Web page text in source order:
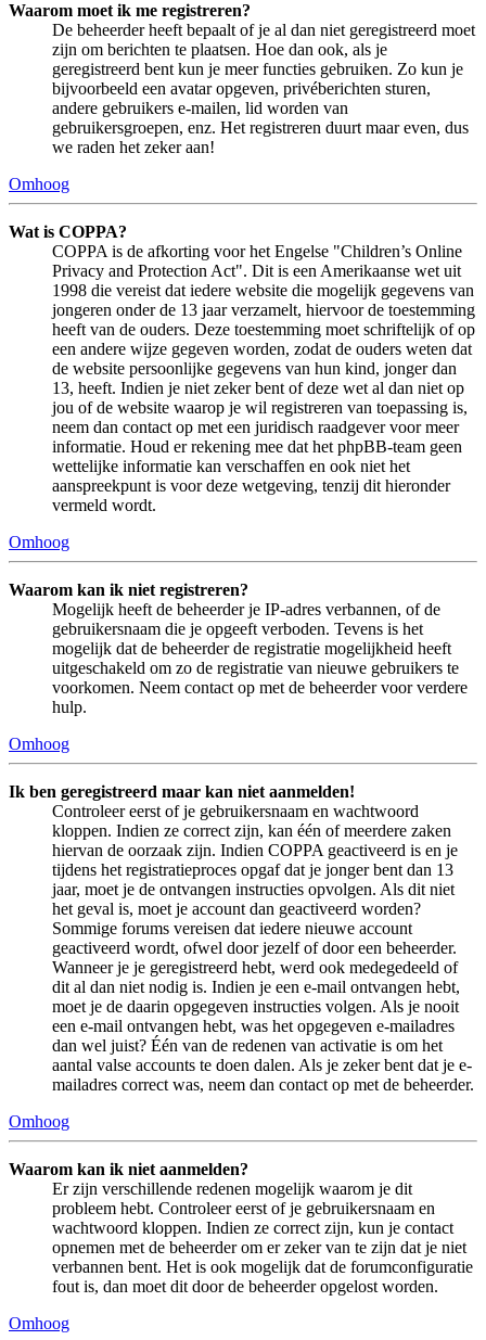
Waarom moet ik me registreren?
De beheerder heeft bepaalt of je al dan niet geregistreerd moet
zijn om berichten te plaatsen. Hoe dan ook, als je
geregistreerd bent kun je meer functies gebruiken. Zo kun je
bijvoorbeeld een avatar opgeven, privéberichten sturen,
andere gebruikers e-mailen, lid worden van
gebruikersgroepen, enz. Het registreren duurt maar even, dus
we raden het zeker aan!
Omhoog
Wat is COPPA?
COPPA is de afkorting voor het Engelse "Children’s Online
Privacy and Protection Act". Dit is een Amerikaanse wet uit
1998 die vereist dat iedere website die mogelijk gegevens van
jongeren onder de 13 jaar verzamelt, hiervoor de toestemming
heeft van de ouders. Deze toestemming moet schriftelijk of op
een andere wijze gegeven worden, zodat de ouders weten dat
de website persoonlijke gegevens van hun kind, jonger dan
13, heeft. Indien je niet zeker bent of deze wet al dan niet op
jou of de website waarop je wil registreren van toepassing is,
neem dan contact op met een juridisch raadgever voor meer
informatie. Houd er rekening mee dat het phpBB-team geen
wettelijke informatie kan verschaffen en ook niet het
aanspreekpunt is voor deze wetgeving, tenzij dit hieronder
vermeld wordt.
Omhoog
Waarom kan ik niet registreren?
Mogelijk heeft de beheerder je IP-adres verbannen, of de
gebruikersnaam die je opgeeft verboden. Tevens is het
mogelijk dat de beheerder de registratie mogelijkheid heeft
uitgeschakeld om zo de registratie van nieuwe gebruikers te
voorkomen. Neem contact op met de beheerder voor verdere
hulp.
Omhoog
Ik ben geregistreerd maar kan niet aanmelden!
Controleer eerst of je gebruikersnaam en wachtwoord
kloppen. Indien ze correct zijn, kan één of meerdere zaken
hiervan de oorzaak zijn. Indien COPPA geactiveerd is en je
tijdens het registratieproces opgaf dat je jonger bent dan 13
jaar, moet je de ontvangen instructies opvolgen. Als dit niet
het geval is, moet je account dan geactiveerd worden?
Sommige forums vereisen dat iedere nieuwe account
geactiveerd wordt, ofwel door jezelf of door een beheerder.
Wanneer je je geregistreerd hebt, werd ook medegedeeld of
dit al dan niet nodig is. Indien je een e-mail ontvangen hebt,
moet je de daarin opgegeven instructies volgen. Als je nooit
een e-mail ontvangen hebt, was het opgegeven e-mailadres
dan wel juist? Één van de redenen van activatie is om het
aantal valse accounts te doen dalen. Als je zeker bent dat je e-
mailadres correct was, neem dan contact op met de beheerder.
Omhoog
Waarom kan ik niet aanmelden?
Er zijn verschillende redenen mogelijk waarom je dit
probleem hebt. Controleer eerst of je gebruikersnaam en
wachtwoord kloppen. Indien ze correct zijn, kun je contact
opnemen met de beheerder om er zeker van te zijn dat je niet
verbannen bent. Het is ook mogelijk dat de forumconfiguratie
fout is, dan moet dit door de beheerder opgelost worden.
Omhoog